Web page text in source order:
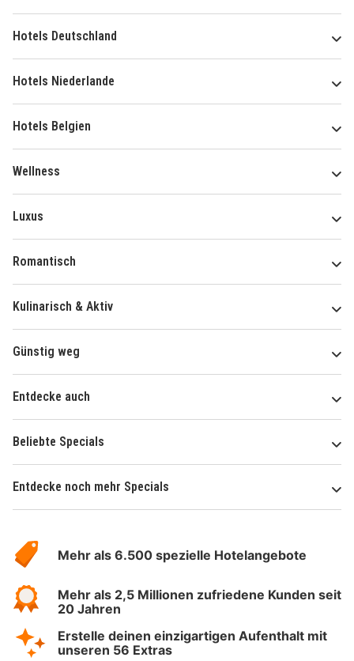
Hotels Deutschland
Hotels Niederlande
Hotels Belgien
Wellness
Luxus
Romantisch
Kulinarisch & Aktiv
Günstig weg
Entdecke auch
Beliebte Specials
Entdecke noch mehr Specials
Hotelspecials
Mehr als 6.500 spezielle Hotelangebote
Mehr als 2,5 Millionen zufriedene Kunden seit
20 Jahren
Erstelle deinen einzigartigen Aufenthalt mit
unseren 56 Extras